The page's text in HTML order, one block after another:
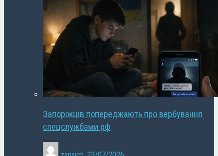
Запоріжців попереджають про вербування
спецслужбами рф